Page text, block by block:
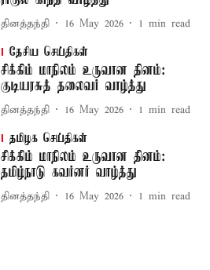
தினத்தந்தி 16 May 2026 1 min read
தேசிய செய்திகள்
சிக்கிம் மாநிலம் உருவான தினம்:
குடியரசுத் தலைவர் வாழ்த்து
தினத்தந்தி 16 May 2026 1 min read
தமிழக செய்திகள்
சிக்கிம் மாநிலம் உருவான தினம்:
தமிழ்நாடு கவர்னர் வாழ்த்து
தினத்தந்தி 16 May 2026 1 min read